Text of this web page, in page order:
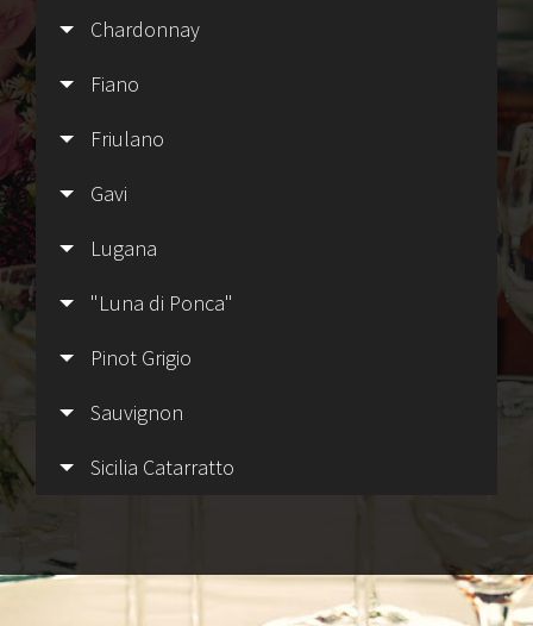
Chardonnay
Fiano
Friulano
Gavi
Lugana
"Luna di Ponca"
Pinot Grigio
Sauvignon
Sicilia Catarratto